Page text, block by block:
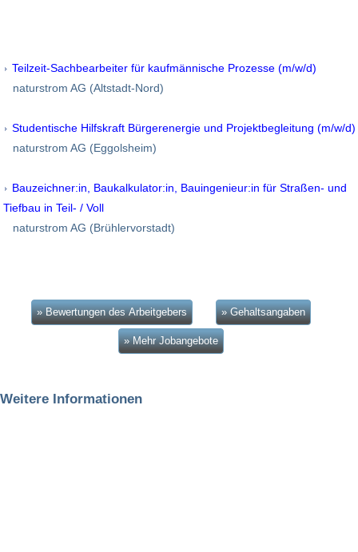
Teilzeit-Sachbearbeiter für kaufmännische Prozesse (m/w/d)
naturstrom AG (Altstadt-Nord)
Studentische Hilfskraft Bürgerenergie und Projektbegleitung (m/w/d)
naturstrom AG (Eggolsheim)
Bauzeichner:in, Baukalkulator:in, Bauingenieur:in für Straßen- und
Tiefbau in Teil- / Voll
naturstrom AG (Brühlervorstadt)
» Bewertungen des Arbeitgebers » Gehaltsangaben
» Mehr Jobangebote
Weitere Informationen